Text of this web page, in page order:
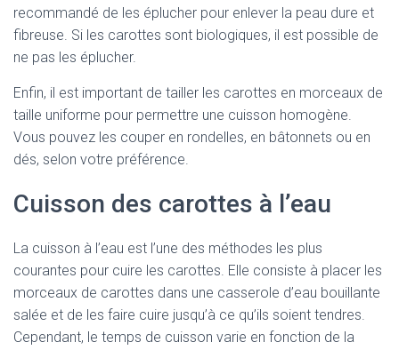
recommandé de les éplucher pour enlever la peau dure et
fibreuse. Si les carottes sont biologiques, il est possible de
ne pas les éplucher.
Enfin, il est important de tailler les carottes en morceaux de
taille uniforme pour permettre une cuisson homogène.
Vous pouvez les couper en rondelles, en bâtonnets ou en
dés, selon votre préférence.
Cuisson des carottes à l’eau
La cuisson à l’eau est l’une des méthodes les plus
courantes pour cuire les carottes. Elle consiste à placer les
morceaux de carottes dans une casserole d’eau bouillante
salée et de les faire cuire jusqu’à ce qu’ils soient tendres.
Cependant, le temps de cuisson varie en fonction de la